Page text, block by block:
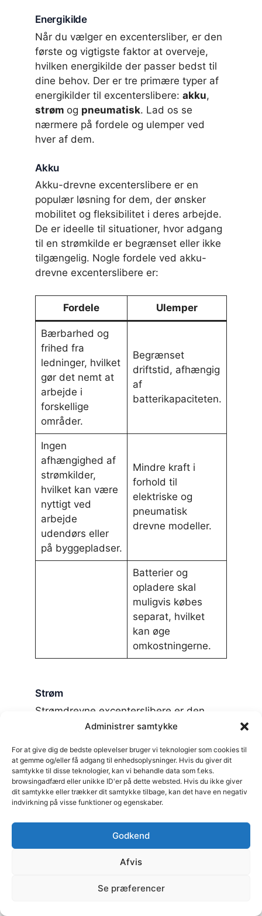
Administrer samtykke
For at give dig de bedste oplevelser bruger vi teknologier som cookies til
at gemme og/eller få adgang til enhedsoplysninger. Hvis du giver dit
samtykke til disse teknologier, kan vi behandle data som f.eks.
browsingadfærd eller unikke ID'er på dette websted. Hvis du ikke giver
dit samtykke eller trækker dit samtykke tilbage, kan det have en negativ
indvirkning på visse funktioner og egenskaber.
Godkend
Afvis
Se præferencer
Energikilde
Når du vælger en excentersliber, er den
første og vigtigste faktor at overveje,
hvilken energikilde der passer bedst til
dine behov. Der er tre primære typer af
energikilder til excenterslibere: akku,
strøm og pneumatisk. Lad os se
nærmere på fordele og ulemper ved
hver af dem.
Akku
Akku-drevne excenterslibere er en
populær løsning for dem, der ønsker
mobilitet og fleksibilitet i deres arbejde.
De er ideelle til situationer, hvor adgang
til en strømkilde er begrænset eller ikke
tilgængelig. Nogle fordele ved akku-
drevne excenterslibere er:
Fordele Ulemper
Bærbarhed og
frihed fra
ledninger, hvilket
gør det nemt at
arbejde i
forskellige
områder.
Begrænset
driftstid, afhængig
af
batterikapaciteten.
Ingen
afhængighed af
strømkilder,
hvilket kan være
nyttigt ved
arbejde
udendørs eller
på byggepladser.
Mindre kraft i
forhold til
elektriske og
pneumatisk
drevne modeller.
Batterier og
opladere skal
muligvis købes
separat, hvilket
kan øge
omkostningerne.
Strøm
Strømdrevne excenterslibere er den
mest almindelige type og tilbyder
forhold til akku-drevne modeller. De er
velegnede til længerevarende arbejde
og kraftkrævende opgaver. Fordele ved
strømdrevne excenterslibere inkluderer:
og driftstid uden
Begrænset
af afhængighed af